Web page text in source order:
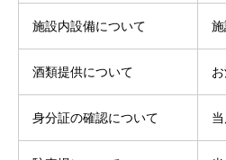
施設内設備について
酒類提供について
身分証の確認について